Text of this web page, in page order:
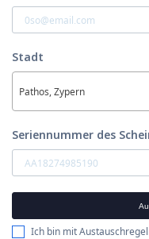
Stadt
Pathos, Zypern
Seriennummer des
Ich bin mit